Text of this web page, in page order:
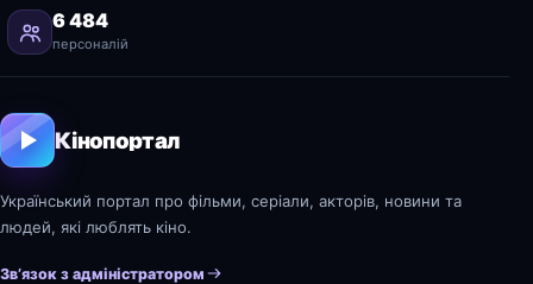
6 484
персоналій
Кінопортал
Український портал про фільми, серіали, акторів, новини та
людей, які люблять кіно.
Зв’язок з адміністратором